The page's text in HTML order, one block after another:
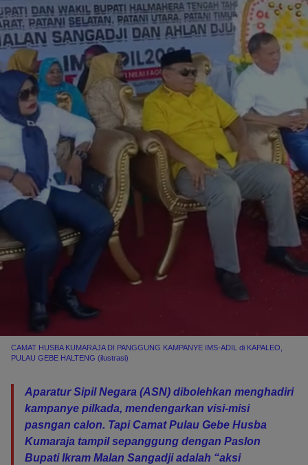
CAMAT HUSBA KUMARAJA DI PANGGUNG KAMPANYE IMS-ADIL di KAPALEO,
PULAU GEBE HALTENG (ilustrasi)
Aparatur Sipil Negara (ASN) dibolehkan menghadiri
kampanye pilkada, mendengarkan visi-misi
pasngan calon. Tapi Camat Pulau Gebe Husba
Kumaraja tampil sepanggung dengan Paslon
Bupati Ikram Malan Sangadji adalah “aksi